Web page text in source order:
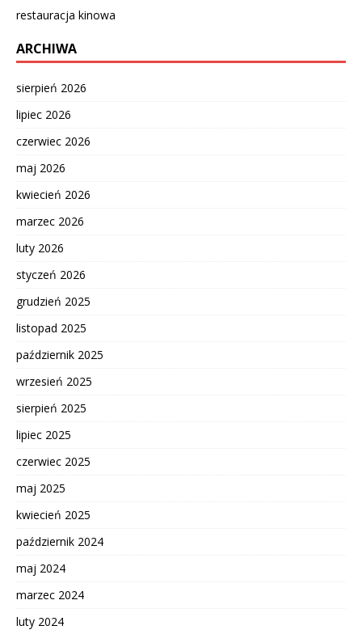
restauracja kinowa
ARCHIWA
sierpień 2026
lipiec 2026
czerwiec 2026
maj 2026
kwiecień 2026
marzec 2026
luty 2026
styczeń 2026
grudzień 2025
listopad 2025
październik 2025
wrzesień 2025
sierpień 2025
lipiec 2025
czerwiec 2025
maj 2025
kwiecień 2025
październik 2024
maj 2024
marzec 2024
luty 2024